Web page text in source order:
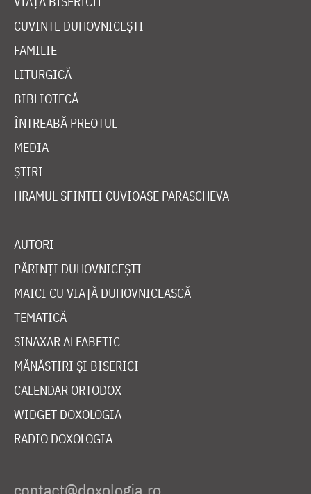
CUVINTE DUHOVNICEȘTI
FAMILIE
LITURGICĂ
BIBLIOTECĂ
ÎNTREABĂ PREOTUL
MEDIA
ȘTIRI
HRAMUL SFINTEI CUVIOASE PARASCHEVA
AUTORI
PĂRINȚI DUHOVNICEȘTI
MAICI CU VIAȚĂ DUHOVNICEASCĂ
TEMATICĂ
SINAXAR ALFABETIC
MĂNĂSTIRI ȘI BISERICI
CALENDAR ORTODOX
WIDGET DOXOLOGIA
RADIO DOXOLOGIA